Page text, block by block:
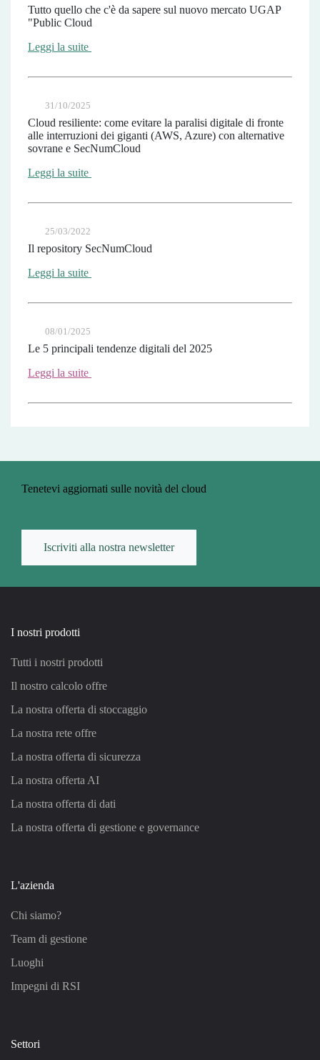
Tutto quello che c'è da sapere sul nuovo mercato UGAP
"Public Cloud
Leggi la suite
31/10/2025
Cloud resiliente: come evitare la paralisi digitale di fronte
alle interruzioni dei giganti (AWS, Azure) con alternative
sovrane e SecNumCloud
Leggi la suite
25/03/2022
Il repository SecNumCloud
Leggi la suite
08/01/2025
Le 5 principali tendenze digitali del 2025
Leggi la suite
Tenetevi aggiornati sulle novità del cloud
Iscriviti alla nostra newsletter
I nostri prodotti
Tutti i nostri prodotti
Il nostro calcolo offre
La nostra offerta di stoccaggio
La nostra rete offre
La nostra offerta di sicurezza
La nostra offerta AI
La nostra offerta di dati
La nostra offerta di gestione e governance
L'azienda
Chi siamo?
Team di gestione
Luoghi
Impegni di RSI
Settori